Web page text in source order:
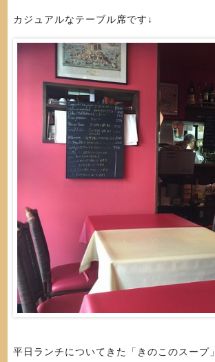
カジュアルなテーブル席です↓
平日ランチについてきた「きのこのスープ